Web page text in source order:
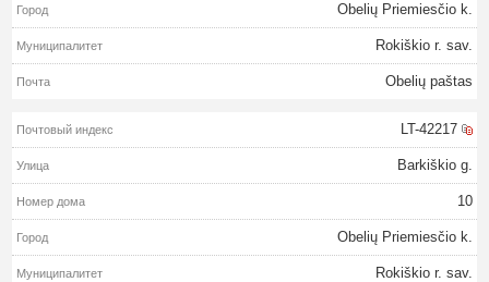
Obelių Priemiesčio k.
Rokiškio r. sav.
Obelių paštas
LT-42217
Barkiškio g.
10
Obelių Priemiesčio k.
Rokiškio r. sav.